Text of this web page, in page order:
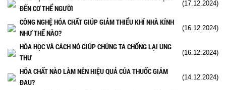
ĐẾN CƠ THỂ NGƯỜI
(17.12.2024)
CÔNG NGHỆ HÓA CHẤT GIÚP GIẢM THIỂU KHÍ NHÀ KÍNH
NHƯ THẾ NÀO?
(16.12.2024)
HÓA HỌC VÀ CÁCH NÓ GIÚP CHÚNG TA CHỐNG LẠI UNG
THƯ
(16.12.2024)
HÓA CHẤT NÀO LÀM NÊN HIỆU QUẢ CỦA THUỐC GIẢM
ĐAU?
(14.12.2024)